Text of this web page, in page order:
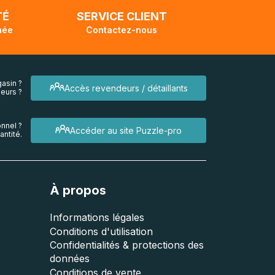
SERVICE CLIENT
Contactez-nous
Accès revendeurs / détaillants
?
?
Accéder au site Puzzle-pro
?
À propos
Informations légales
Conditions d'utilisation
Confidentialités & protections des
données
Conditions de vente